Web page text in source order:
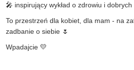
🎤 inspirujący wykład o zdrowiu i
To przestrzeń dla kobiet, dla mam - na
zadbanie o siebie 🌷
Wpadajcie 💛